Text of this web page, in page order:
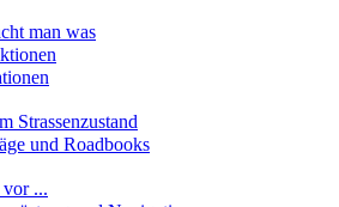
man was
Strassenzustand
und Roadbooks
...